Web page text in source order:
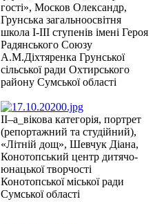
гості», Москов Олександр,
Грунська загальноосвітня
школа І-ІІІ ступенів імені Героя
Радянського Союзу
А.М.Діхтяренка Грунської
сільської ради Охтирського
району Сумської області
ІІ–а_вікова категорія, портрет
(репортажний та студійний),
«Літній дощ», Шевчук Діана,
Конотопський центр дитячо-
юнацької творчості
Конотопської міської ради
Сумської області